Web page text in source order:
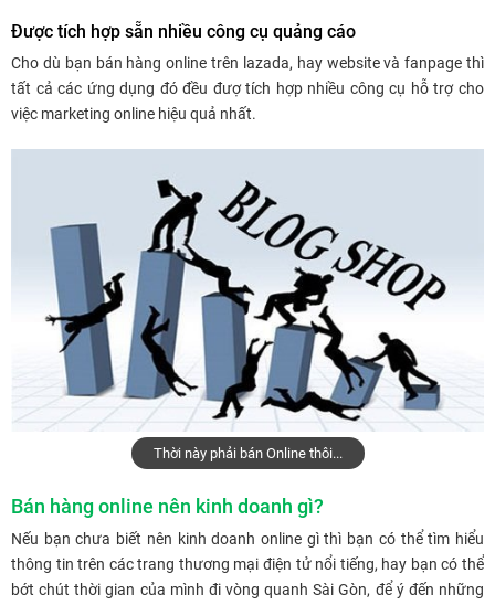
Được tích hợp sẵn nhiều công cụ quảng cáo
Cho dù bạn bán hàng online trên lazada, hay website và fanpage thì
tất cả các ứng dụng đó đều đượ tích hợp nhiều công cụ hỗ trợ cho
việc marketing online hiệu quả nhất.
Thời này phải bán Online thôi...
Bán hàng online nên kinh doanh gì?
Nếu bạn chưa biết nên kinh doanh online gì thì bạn có thể tìm hiểu
thông tin trên các trang thương mại điện tử nổi tiếng, hay bạn có thể
bớt chút thời gian của mình đi vòng quanh Sài Gòn, để ý đến những